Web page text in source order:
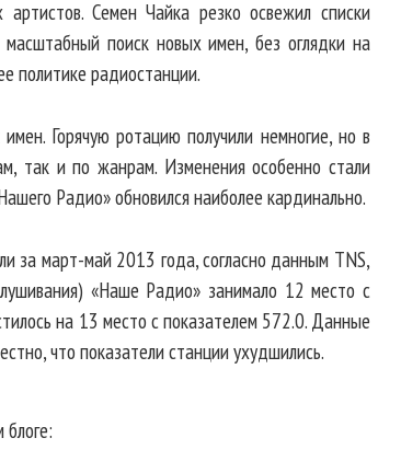
Семен Чайка резко освежил списки
поиск новых имен, без оглядки на
политике радиостанции.
Горячую ротацию получили немногие, но в
так и по жанрам. Изменения особенно стали
Радио» обновился наиболее кардинально.
за март-май 2013 года, согласно данным TNS,
«Наше Радио» занимало 12 место с
на 13 место с показателем 572.0. Данные
что показатели станции ухудшились.